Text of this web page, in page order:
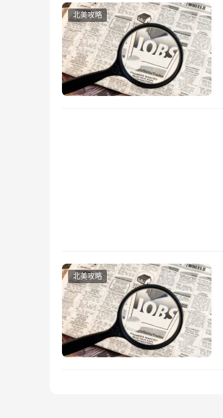
北美攻略
北美攻略